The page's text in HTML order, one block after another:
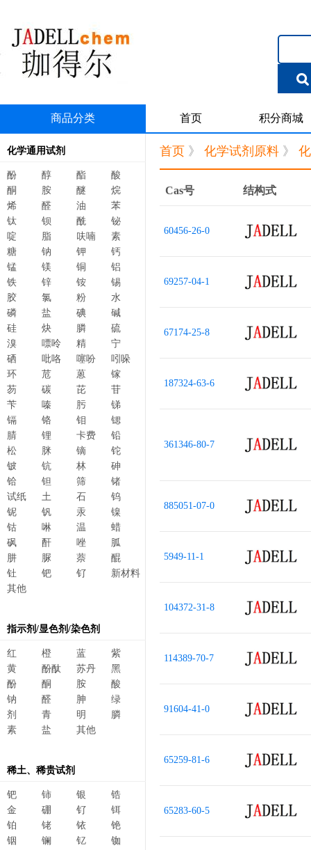
商品分类 首页 积分商城
化学通用试剂
酚 醇 酯
酸
酮
胺 醚
烷
烯
醛 油
苯
钛
钡 酰
铋
啶
脂 呋喃
素
糖
钠 钾
钙
锰
镁 铜
铝
铁
锌 铵
锡
胶
氯 粉
水
磷
盐 碘
碱
硅
炔 膦
硫
溴
嘌呤 精
宁
硒
吡咯 噻吩
吲哚
环
苊 蒽
镓
芴
碳 芘
苷
苄
嗪 肟
锑
镉
铬 钼
锶
腈
锂 卡费
铅
松
脒 镝
铊
铍
钪 林
砷
铪
钽 筛
锗
试纸
土 石
钨
铌
钒 汞
镍
钴
啉 温
蜡
砜
酐 唑
胍
肼
脲 萘
醌
钍
钯 钌
新材料
其他
指示剂/显色剂/染色剂
红 橙 蓝
紫
黄
酚酞 苏丹
黑
酚
酮 胺
酸
钠
醛 胂
绿
剂
青 明
膦
素
盐 其他
稀土、稀贵试剂
钯 铈 银
锆
金
硼 钌
铒
铂
铑 铱
铯
铟
镧 钇
铷
首页 》 化学试剂原料 》
Cas号 结构式
60456-26-0
69257-04-1
67174-25-8
187324-63-6
361346-80-7
885051-07-0
5949-11-1
104372-31-8
114389-70-7
91604-41-0
65259-81-6
65283-60-5